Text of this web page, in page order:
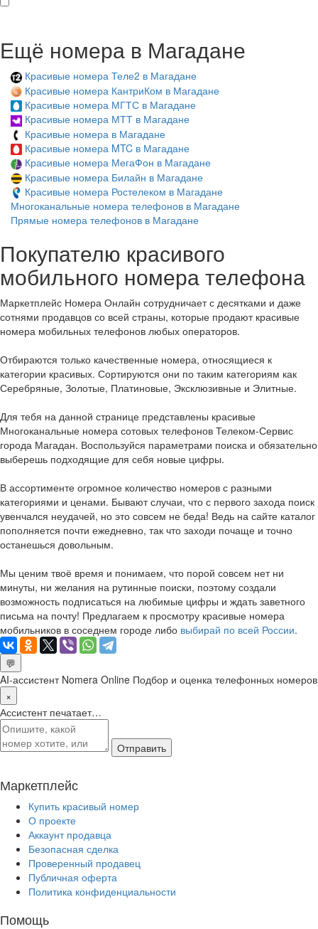
Ещё номера в Магадане
Красивые номера Теле2 в Магадане
Красивые номера КантриКом в Магадане
Красивые номера МГТС в Магадане
Красивые номера МТТ в Магадане
Красивые номера в Магадане
Красивые номера MTC в Магадане
Красивые номера МегаФон в Магадане
Красивые номера Билайн в Магадане
Красивые номера Ростелеком в Магадане
Многоканальные номера телефонов в Магадане
Прямые номера телефонов в Магадане
Покупателю красивого
мобильного номера телефона
Маркетплейс Номера Онлайн сотрудничает с десятками и даже
сотнями продавцов со всей страны, которые продают красивые
номера мобильных телефонов любых операторов.
Отбираются только качественные номера, относящиеся к
категории красивых. Сортируются они по таким категориям как
Серебряные, Золотые, Платиновые, Эксклюзивные и Элитные.
Для тебя на данной странице представлены красивые
Многоканальные номера сотовых телефонов Телеком-Сервис
города Магадан. Воспользуйся параметрами поиска и обязательно
выберешь подходящие для себя новые цифры.
В ассортименте огромное количество номеров с разными
категориями и ценами. Бывают случаи, что с первого захода поиск
увенчался неудачей, но это совсем не беда! Ведь на сайте каталог
пополняется почти ежедневно, так что заходи почаще и точно
останешься довольным.
Мы ценим твоё время и понимаем, что порой совсем нет ни
минуты, ни желания на рутинные поиски, поэтому создали
возможность подписаться на любимые цифры и ждать заветного
письма на почту! Предлагаем к просмотру красивые номера
мобильников в соседнем городе либо выбирай по всей России.
💬
AI-ассистент Nomera Online Подбор и оценка телефонных номеров
×
Ассистент печатает…
Отправить
Маркетплейс
Купить красивый номер
О проекте
Аккаунт продавца
Безопасная сделка
Проверенный продавец
Публичная оферта
Политика конфиденциальности
Помощь